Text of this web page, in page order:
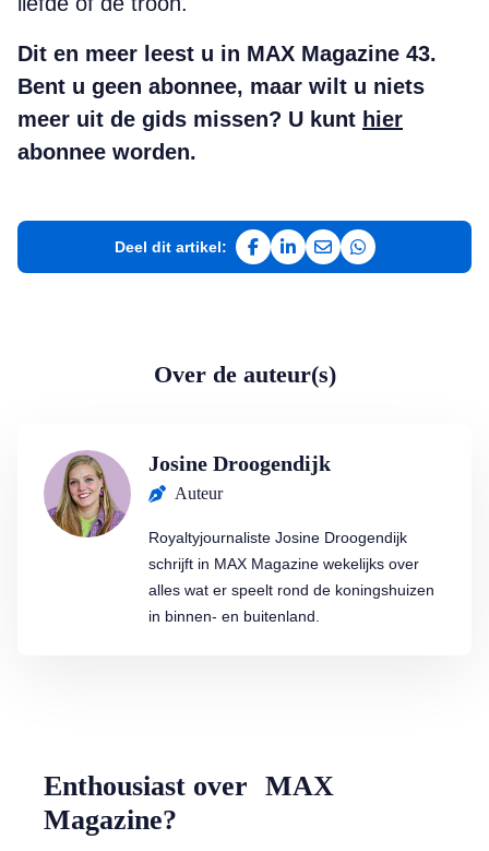
Dit en meer leest u in MAX Magazine 43.
Bent u geen abonnee, maar wilt u niets
meer uit de gids missen? U kunt hier
abonnee worden.
Deel dit artikel:
Deel op Facebook
Deel op LinkedIn
Deel via e-mail
Deel via
Over de auteur(s)
Josine Droogendijk
Auteur
Royaltyjournaliste Josine Droogendijk
schrijft in MAX Magazine wekelijks over
alles wat er speelt rond de koningshuizen
in binnen- en buitenland.
Enthousiast over MAX
Magazine?